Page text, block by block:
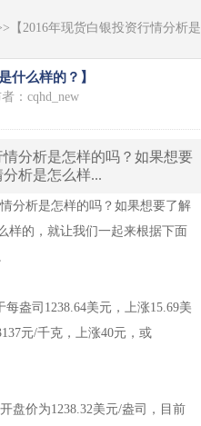
【2016年现货白银投资行情分析是
什么样的？】
：cqhd_new
分析是怎样的吗？如果想要
析是怎么样...
析是怎样的吗？如果想要了解
样的，就让我们一起来根据下面
司1238.64美元，上涨15.69美
元/千克，上涨40元，或
价为1238.32美元/盎司，目前